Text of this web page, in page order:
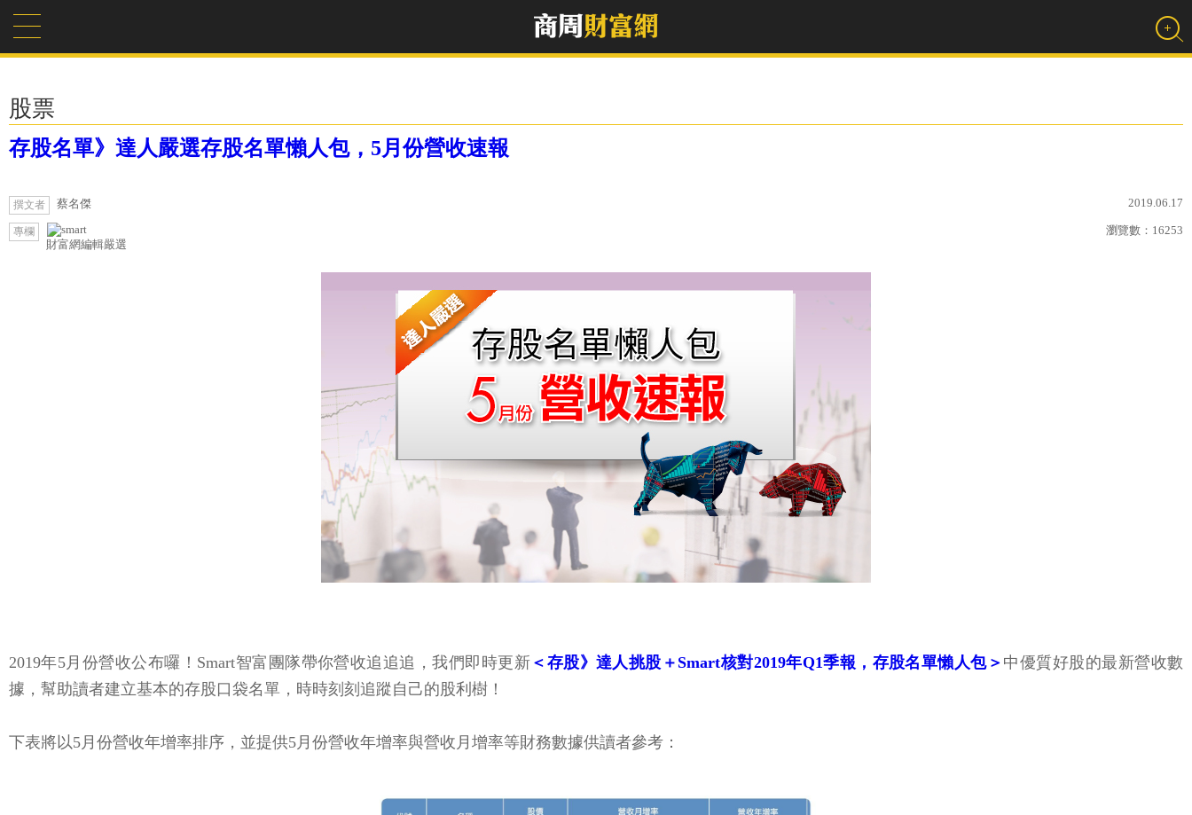
股票
存股名單》達人嚴選存股名單懶人包，5月份營收速報
撰文者 蔡名傑 2019.06.17
專欄
財富網編輯嚴選
瀏覽數： 16253
2019年5月份營收公布囉！Smart智富團隊帶你營收追追追，我們即時更新 ＜存股》達人挑股＋Smart核對2019年Q1季報，存股名單懶人包＞ 中優質好股的最新營收數
據，幫助讀者建立基本的存股口袋名單，時時刻刻追蹤自己的股利樹！
下表將以5月份營收年增率排序，並提供5月份營收年增率與營收月增率等財務數據供讀者參考：